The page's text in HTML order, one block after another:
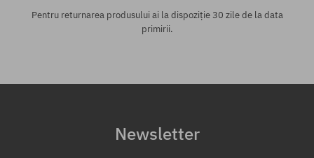
Pentru returnarea produsului ai la dispoziție 30 zile de la data
primirii.
Newsletter